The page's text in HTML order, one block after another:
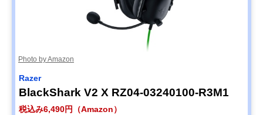
Photo by Amazon
Razer
BlackShark V2 X RZ04-03240100-R3M1
税込み6,490円（Amazon）